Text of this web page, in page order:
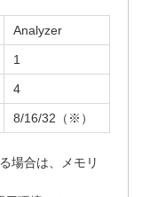
Analyzer
1
4
8/16/32（※）
場合は、メモリ